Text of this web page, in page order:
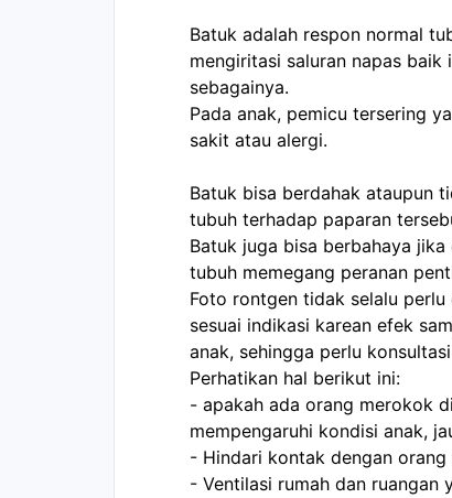
Batuk adalah respon normal
mengiritasi saluran napas
sebagainya.
Pada anak, pemicu tersering
sakit atau alergi.
Batuk bisa berdahak ataupun
tubuh terhadap paparan
Batuk juga bisa berbahaya
tubuh memegang peranan
Foto rontgen tidak selalu
sesuai indikasi karean efek
anak, sehingga perlu
Perhatikan hal berikut ini:
- apakah ada orang merokok
mempengaruhi kondisi anak,
- Hindari kontak dengan orang
- Ventilasi rumah dan